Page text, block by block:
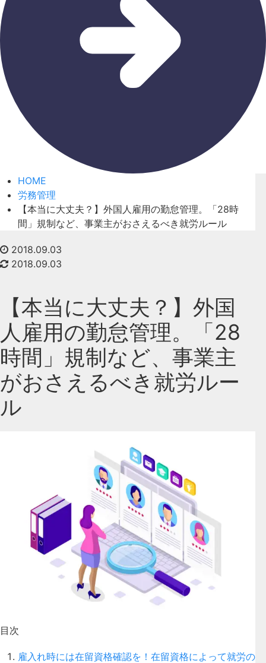
HOME
労務管理
【本当に大丈夫？】外国人雇用の勤怠管理。「28時
間」規制など、事業主がおさえるべき就労ルール
2018.09.03
2018.09.03
【本当に大丈夫？】外国
人雇用の勤怠管理。「28
時間」規制など、事業主
がおさえるべき就労ルー
ル
目次
雇入れ時には在留資格確認を！在留資格によって就労の